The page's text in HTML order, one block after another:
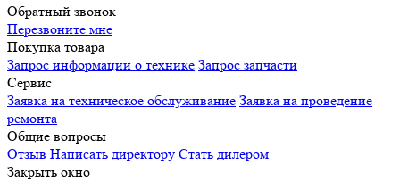
Обратный звонок
Перезвоните мне
Покупка товара
Запрос информации о технике Запрос запчасти
Сервис
Заявка на техническое обслуживание Заявка на проведение
ремонта
Общие вопросы
Отзыв Написать директору Стать дилером
Закрыть окно